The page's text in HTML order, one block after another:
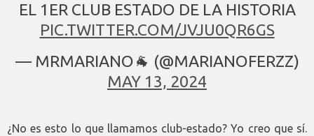
EL 1ER CLUB ESTADO DE LA HISTORIA
PIC.TWITTER.COM/JVJU0QR6GS
— MRMARIANO🐐 (@MARIANOFERZZ)
MAY 13, 2024
¿No es esto lo que llamamos club-estado? Yo creo que sí.